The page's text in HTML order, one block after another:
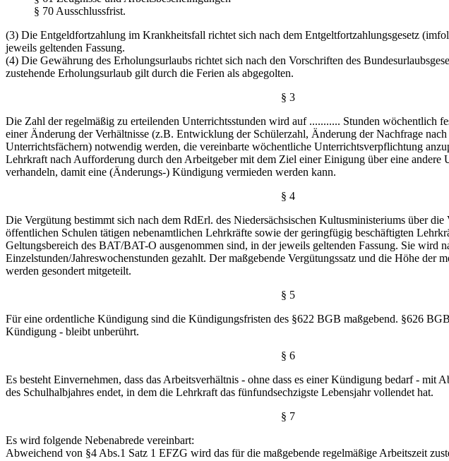
§ 70 Ausschlussfrist.
(3) Die Entgeldfortzahlung im Krankheitsfall richtet sich nach dem Entgeltfortzahlungsgesetz
jeweils geltenden Fassung.
(4) Die Gewährung des Erholungsurlaubs richtet sich nach den Vorschriften des
zustehende Erholungsurlaub gilt durch die Ferien als abgegolten.
§ 3
Die Zahl der regelmäßig zu erteilenden Unterrichtsstunden wird auf ........... Stunden wöchentlich
einer Änderung der Verhältnisse (z.B. Entwicklung der Schülerzahl, Änderung der Nachfrage nach
Unterrichtsfächern) notwendig werden, die vereinbarte wöchentliche Unterrichtsverpflichtung
Lehrkraft nach Aufforderung durch den Arbeitgeber mit dem Ziel einer Einigung über eine andere
verhandeln, damit eine (Änderungs-) Kündigung vermieden werden kann.
§ 4
Die Vergütung bestimmt sich nach dem RdErl. des Niedersächsischen Kultusministeriums über die
öffentlichen Schulen tätigen nebenamtlichen Lehrkräfte sowie der geringfügig beschäftigten
Geltungsbereich des BAT/BAT-O ausgenommen sind, in der jeweils geltenden Fassung. Sie wird
Einzelstunden/Jahreswochenstunden gezahlt. Der maßgebende Vergütungssatz und die Höhe der
werden gesondert mitgeteilt.
§ 5
Für eine ordentliche Kündigung sind die Kündigungsfristen des §622 BGB maßgebend. §626
Kündigung - bleibt unberührt.
§ 6
Es besteht Einvernehmen, dass das Arbeitsverhältnis - ohne dass es einer Kündigung bedarf - mit
des Schulhalbjahres endet, in dem die Lehrkraft das fünfundsechzigste Lebensjahr vollendet hat.
§ 7
Es wird folgende Nebenabrede vereinbart:
Abweichend von §4 Abs.1 Satz 1 EFZG wird das für die maßgebende regelmäßige Arbeitszeit